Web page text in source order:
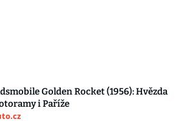
Golden Rocket (1956): Hvězda
i Paříže